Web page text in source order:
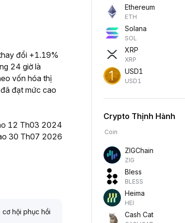
đổi +1.19%
24 giờ là
vốn hóa thị
đạt mức cao
12 Th03 2024
30 Th07 2026
hội phục hồi
Ethereum
ETH
Solana
SOL
XRP
XRP
USD1
USD1
Crypto Thịnh Hành
Coin
ZIGChain
ZIG
Bless
BLESS
Heima
HEI
Cash Cat